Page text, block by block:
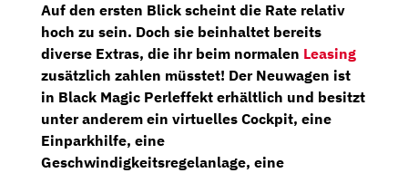
Auf den ersten Blick scheint die Rate relativ
hoch zu sein. Doch sie beinhaltet bereits
diverse Extras, die ihr beim normalen Leasing
zusätzlich zahlen müsstet! Der Neuwagen ist
in Black Magic Perleffekt erhältlich und besitzt
unter anderem ein virtuelles Cockpit, eine
Einparkhilfe, eine
Geschwindigkeitsregelanlage, eine